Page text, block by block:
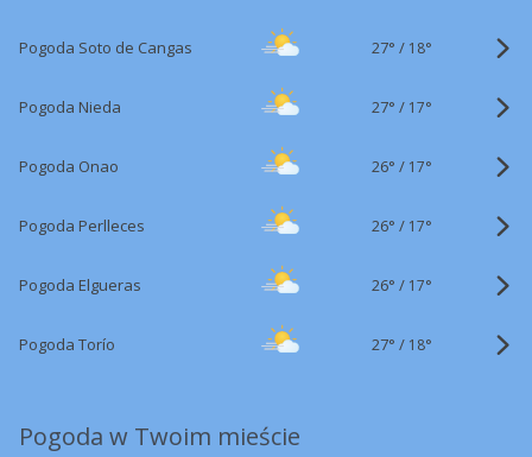
Pogoda Soto de Cangas 27° / 18°
Pogoda Nieda 27° / 17°
Pogoda Onao 26° / 17°
Pogoda Perlleces 26° / 17°
Pogoda Elgueras 26° / 17°
Pogoda Torío 27° / 18°
Pogoda w Twoim mieście